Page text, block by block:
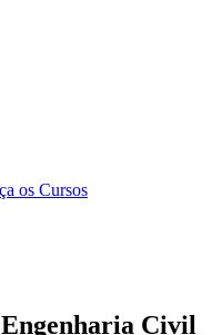
os Cursos
Civil